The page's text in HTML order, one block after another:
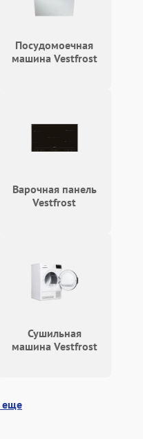
Посудомоечная
машина Vestfrost
Варочная панель
Vestfrost
Сушильная
машина Vestfrost
еще